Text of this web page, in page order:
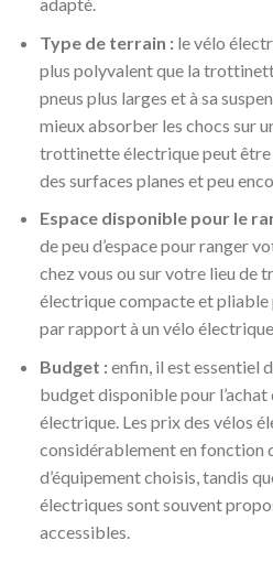
Type de terrain :le vélo
plus polyvalent que la
pneus plus larges et à sa
mieux absorber les chocs sur
trottinette électrique peut être
des surfaces planes et peu
Espace disponible pour le
de peu d’espace pour ranger
chez vous ou sur votre lieu de
électrique compacte et
par rapport à un vélo
Budget :enfin, il est essentiel
budget disponible pour l’achat
électrique. Les prix des vélos
considérablement en fonction
d’équipement choisis, tandis
électriques sont souvent
accessibles.